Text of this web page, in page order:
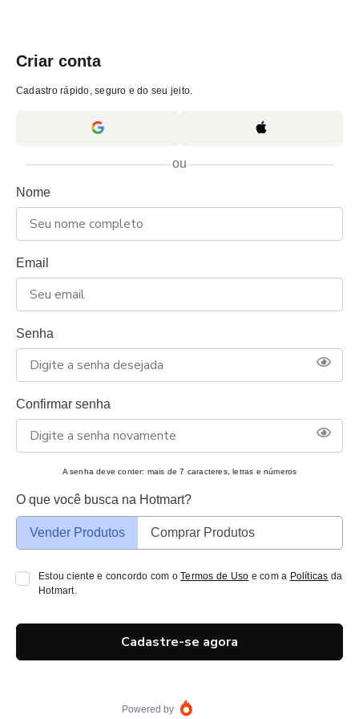
Criar conta
Cadastro rápido, seguro e do seu jeito.
ou
Nome
Email
Senha
Confirmar senha
A senha deve conter: mais de 7 caracteres, letras e números
O que você busca na Hotmart?
Vender Produtos Comprar Produtos
Estou ciente e concordo com oTermos de Uso e com a Políticas da
Hotmart.
Cadastre-se agora
Powered by